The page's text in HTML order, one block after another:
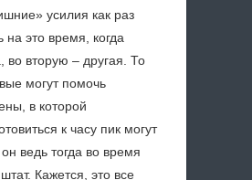
усилия как раз
на это время, когда
во вторую – другая. То
могут помочь
в которой
к часу пик могут
ведь тогда во время
Кажется, это все